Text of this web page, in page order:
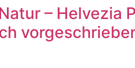
– Helvezia